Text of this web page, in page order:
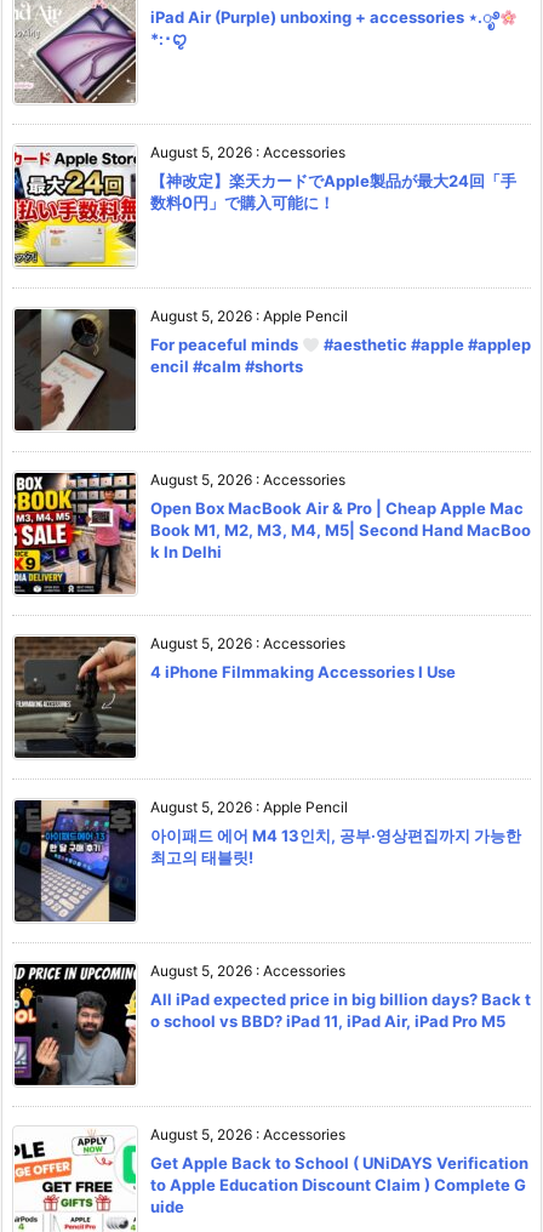
iPad Air (Purple) unboxing + accessories ⋆.ೃ࿔
*:･ꨄ︎
August 5, 2026 : Accessories
【神改定】楽天カードでApple製品が最大24回「手
数料0円」で購入可能に！
August 5, 2026 : Apple Pencil
For peaceful minds
#aesthetic #apple #applep
encil #calm #shorts
August 5, 2026 : Accessories
Open Box MacBook Air & Pro | Cheap Apple Mac
Book M1, M2, M3, M4, M5| Second Hand MacBoo
k In Delhi
August 5, 2026 : Accessories
4 iPhone Filmmaking Accessories I Use
August 5, 2026 : Apple Pencil
아이패드 에어 M4 13인치, 공부·영상편집까지 가능한
최고의 태블릿!
August 5, 2026 : Accessories
All iPad expected price in big billion days? Back t
o school vs BBD? iPad 11, iPad Air, iPad Pro M5
August 5, 2026 : Accessories
Get Apple Back to School ( UNiDAYS Verification
to Apple Education Discount Claim ) Complete G
uide